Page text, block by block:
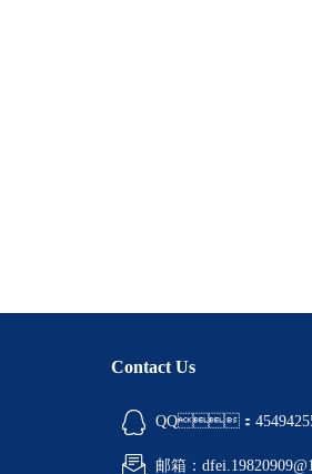
Contact Us
QQ：
邮箱：